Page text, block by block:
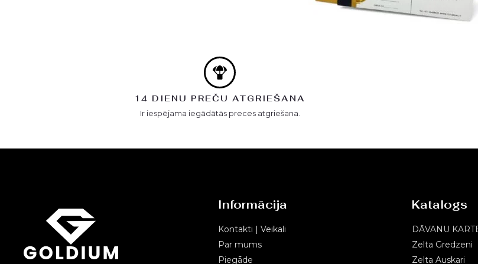
14 DIENU PREČU ATGRIEŠANA
Ir iespējama iegādātās preces atgriešana.
Informācija
Kontakti | Veikali
Par mums
Piegāde
Katalogs
DĀVANU
Zelta Gredzeni
Zelta Auskari